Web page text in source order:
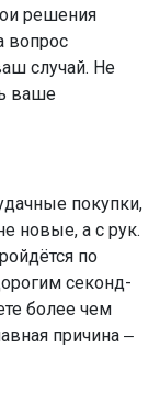
решения
вопрос
случай. Не
ваше
покупки,
новые, а с рук.
по
секонд-
более чем
причина ‒